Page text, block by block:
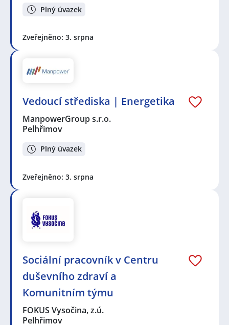
Plný úvazek
Zveřejněno: 3. srpna
Vedoucí střediska | Energetika
ManpowerGroup s.r.o.
Pelhřimov
Plný úvazek
Zveřejněno: 3. srpna
Sociální pracovník v Centru
duševního zdraví a
Komunitním týmu
FOKUS Vysočina, z.ú.
Pelhřimov